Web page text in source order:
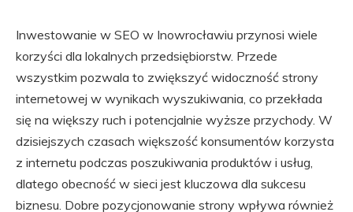
Inwestowanie w SEO w Inowrocławiu przynosi wiele
korzyści dla lokalnych przedsiębiorstw. Przede
wszystkim pozwala to zwiększyć widoczność strony
internetowej w wynikach wyszukiwania, co przekłada
się na większy ruch i potencjalnie wyższe przychody. W
dzisiejszych czasach większość konsumentów korzysta
z internetu podczas poszukiwania produktów i usług,
dlatego obecność w sieci jest kluczowa dla sukcesu
biznesu. Dobre pozycjonowanie strony wpływa również